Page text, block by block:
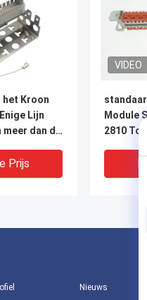
het Kroon
Lijn
dan de
Prijs
VIDEO
Module
2810
Nieuws